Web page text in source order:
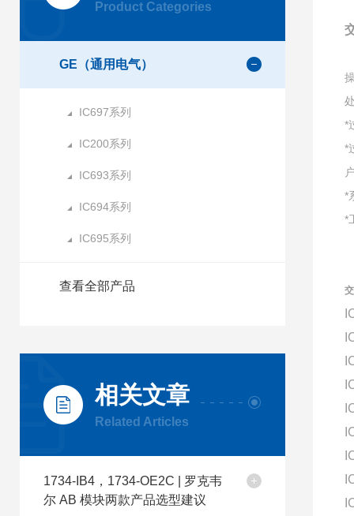
Product Categories
GE（通用电气）
IC697系列
IC200系列
IC693系列
IC694系列
IC695系列
查看全部产品
相关文章
Related Articles
1734-IB4，1734-OE2C | 罗克韦
尔 AB 模块两款产品选型建议
*
*
*
*